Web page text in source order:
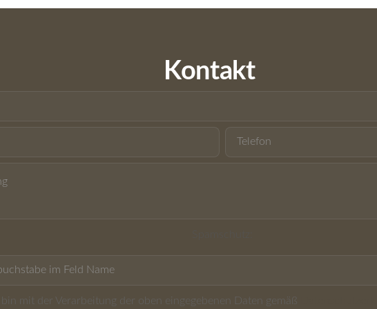
Kontakt
bin mit der Verarbeitung der oben eingegebenen Daten gemäß